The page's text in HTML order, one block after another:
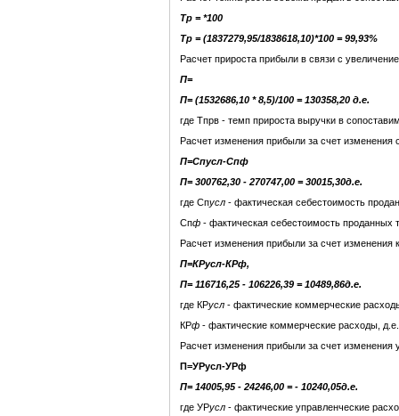
Тр = *100
Тр = (1837279,95/1838618,10)*100 = 99,93%
Расчет прироста прибыли в связи с
П=
П=(1532686,10 * 8,5)/100 = 130358,20 д.е.
где Тпрв - темп прироста выручки в
Расчет изменения прибыли за счет изменения
П=Спусл-Спф
П= 300762,30 - 270747,00 = 30015,30д.е.
где Спусл - фактическая себестоимость
Спф - фактическая себестоимость проданных
Расчет изменения прибыли за счет изменения
П=КРусл-КРф,
П= 116716,25 - 106226,39 = 10489,86д.е.
где КРусл - фактические коммерческие
КРф - фактические коммерческие расходы, д.е.
Расчет изменения прибыли за счет изменения
П=УРусл-УРф
П= 14005,95 - 24246,00 = - 10240,05д.е.
где УРусл - фактические управленческие